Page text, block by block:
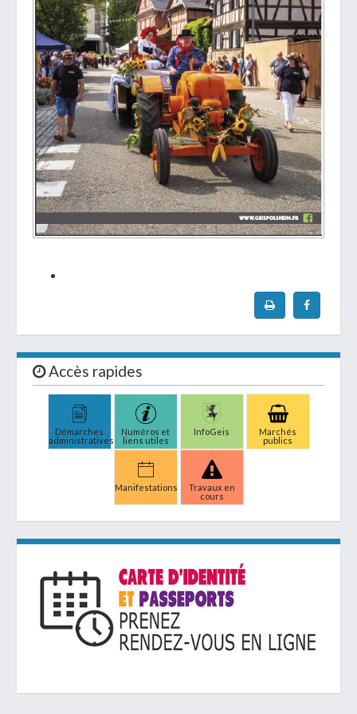
Accès rapides
Démarches
administratives
Numéros et
liens utiles
InfoGeis
Marchés
publics
Manifestations
Travaux en
cours